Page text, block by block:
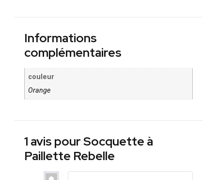
Informations
complémentaires
couleur
Orange
1 avis pourSocquette à
Paillette Rebelle